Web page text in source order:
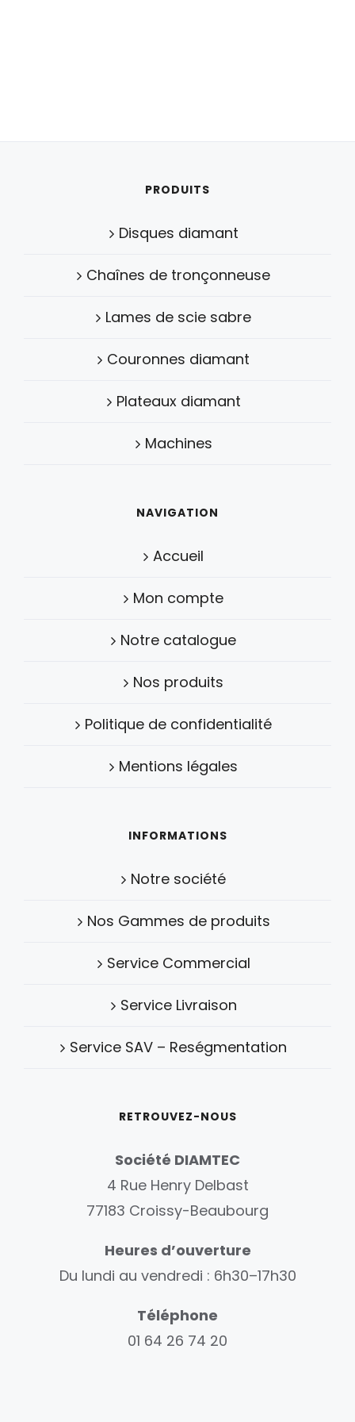
PRODUITS
Disques diamant
Chaînes de tronçonneuse
Lames de scie sabre
Couronnes diamant
Plateaux diamant
Machines
NAVIGATION
Accueil
Mon compte
Notre catalogue
Nos produits
Politique de confidentialité
Mentions légales
INFORMATIONS
Notre société
Nos Gammes de produits
Service Commercial
Service Livraison
Service SAV – Reségmentation
RETROUVEZ-NOUS
Société DIAMTEC
4 Rue Henry Delbast
77183 Croissy-Beaubourg
Heures d’ouverture
Du lundi au vendredi : 6h30–17h30
Téléphone
01 64 26 74 20